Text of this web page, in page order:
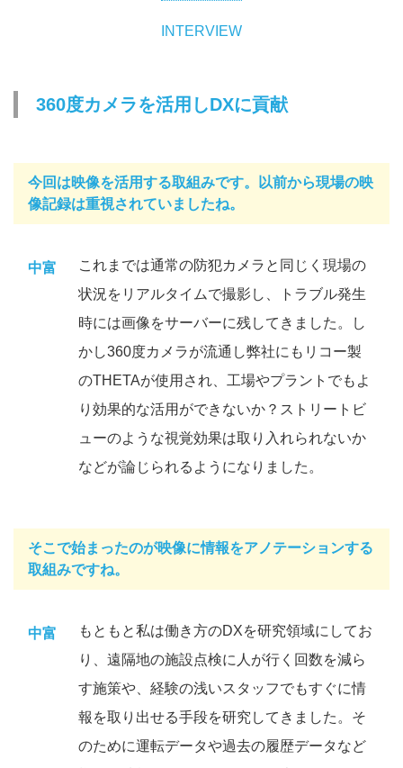
INTERVIEW
360度カメラを活用しDXに貢献
今回は映像を活用する取組みです。以前から現場の映
像記録は重視されていましたね。
中富
これまでは通常の防犯カメラと同じく現場の
状況をリアルタイムで撮影し、トラブル発生
時には画像をサーバーに残してきました。し
かし360度カメラが流通し弊社にもリコー製
のTHETAが使用され、工場やプラントでもよ
り効果的な活用ができないか？ストリートビ
ューのような視覚効果は取り入れられないか
などが論じられるようになりました。
そこで始まったのが映像に情報をアノテーションする
取組みですね。
中富
もともと私は働き方のDXを研究領域にしてお
り、遠隔地の施設点検に人が行く回数を減ら
す施策や、経験の浅いスタッフでもすぐに情
報を取り出せる手段を研究してきました。そ
のために運転データや過去の履歴データなど